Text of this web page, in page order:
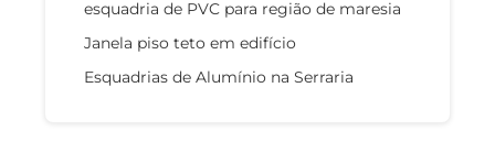
esquadria de PVC para região de maresia
Janela piso teto em edifício
Esquadrias de Alumínio na Serraria